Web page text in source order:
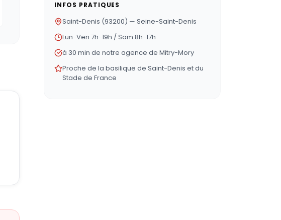
INFOS PRATIQUES
Saint-Denis (93200) — Seine-Saint-Denis
Lun-Ven 7h-19h / Sam 8h-17h
à 30 min de notre agence de Mitry-Mory
Proche de la basilique de Saint-Denis et du
Stade de France